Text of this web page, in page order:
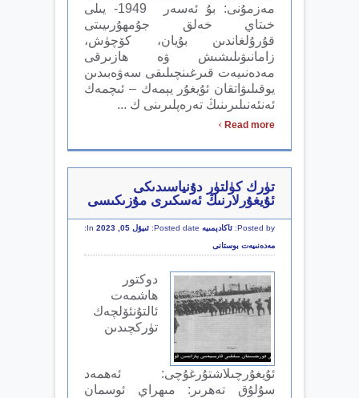
مەزمۇنى: بۇ ئەسەر 1949- يىلى
خىتاي خەلق جۇمھۇرىيىتى
قۇرۇلغاندىن بۇيان، كۆچۈش،
زامانىۋىلىشىش ۋە ھازىرقى
مەدەنىيەت قىرغىنچىلىقى سەۋەبىدىن
يوقىلىۋاتقان ئۇيغۇر يېمەك – ئىچمەك
ئەنئەنىلىرىنىڭ تەرەپلىرىنى ك ...
Read more
›
تۈرك كۈلتۈر دۇنياسىدىكى
ئۇيغۇرلارنىڭ ئەسكىرى مۇزىكىسى
Posted by: ئاكادېمىيە Posted date: ئىيۇل 05, 2023
In:
مەدەنىيەت بوستانى
دوكتور
ھاشمەت
ئالتۇنئۆلچەك
تۈركچىدىن
ئۇيغۇرچىلاشتۇرغۇچى: ئەھمەد
سۇلۇق تەھرىر: مىھراي ئوسمان